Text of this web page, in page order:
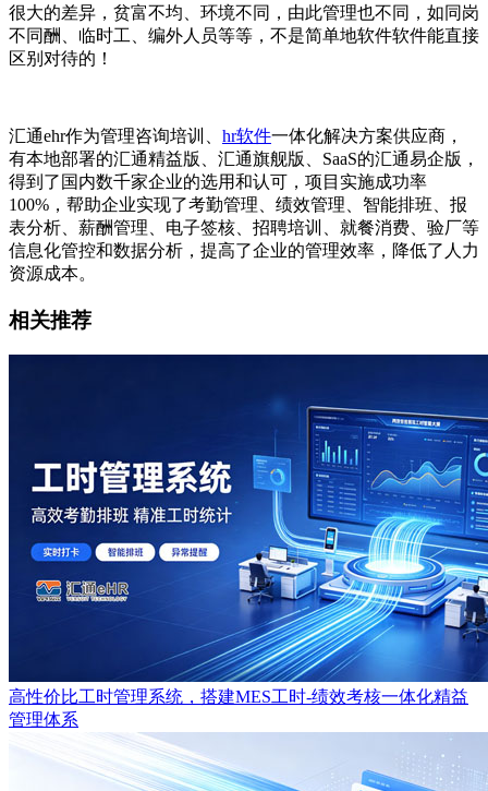
很大的差异，贫富不均、环境不同，由此管理也不同，如同岗
不同酬、临时工、编外人员等等，不是简单地软件软件能直接
区别对待的！
汇通ehr作为管理咨询培训、 hr软件一体化解决方案供应商，
有本地部署的汇通精益版、汇通旗舰版、 SaaS的汇通易企版，
得到了国内数千家企业的选用和认可，项目实施成功率
100% ，帮助企业实现了考勤管理、绩效管理、智能排班、报
表分析、薪酬管理、电子签核、招聘培训、就餐消费、验厂等
信息化管控和数据分析，提高了企业的管理效率，降低了人力
资源成本。
相关推荐
高性价比工时管理系统，搭建MES工时-绩效考核一体化精益
管理体系